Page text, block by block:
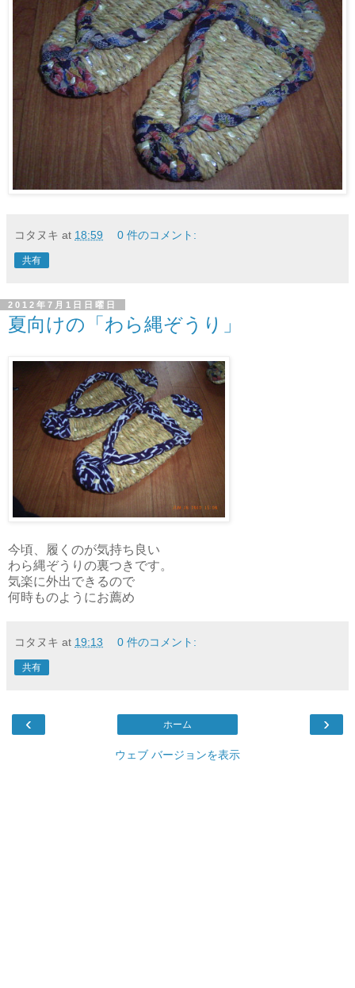
コタヌキ at 18:59 0 件のコメント:
共有
2012年7月1日日曜日
夏向けの「わら縄ぞうり」
今頃、履くのが気持ち良い
わら縄ぞうりの裏つきです。
気楽に外出できるので
何時ものようにお薦め
コタヌキ at 19:13 0 件のコメント:
共有
‹ ›
ホーム
ウェブ バージョンを表示